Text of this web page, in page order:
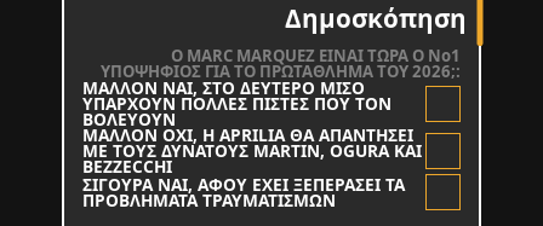
Δημοσκόπηση
O MARC MARQUEZ ΕΙΝΑΙ ΤΩΡΑ Ο Νο1
ΥΠΟΨΗΦΙΟΣ ΓΙΑ ΤΟ ΠΡΩΤΑΘΛΗΜΑ ΤΟΥ 2026;:
ΜΑΛΛΟΝ ΝΑΙ, ΣΤΟ ΔΕΥΤΕΡΟ ΜΙΣΟ
ΥΠΑΡΧΟΥΝ ΠΟΛΛΕΣ ΠΙΣΤΕΣ ΠΟΥ ΤΟΝ
ΒΟΛΕΥΟΥΝ
ΜΑΛΛΟΝ ΟΧΙ, Η APRILIA ΘΑ ΑΠΑΝΤΗΣΕΙ
ΜΕ ΤΟΥΣ ΔΥΝΑΤΟΥΣ MARTIN, OGURA KAI
BEZZECCHI
ΣΙΓΟΥΡΑ ΝΑΙ, ΑΦΟΥ ΕΧΕΙ ΞΕΠΕΡΑΣΕΙ ΤΑ
ΠΡΟΒΛΗΜΑΤΑ ΤΡΑΥΜΑΤΙΣΜΩΝ